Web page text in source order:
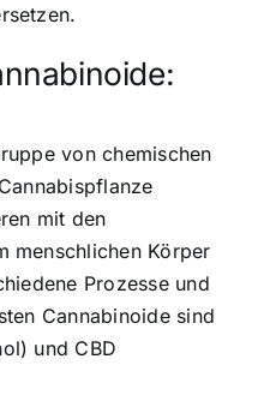
von chemischen
mit den
menschlichen Körper
Prozesse und
Cannabinoide sind
und CBD